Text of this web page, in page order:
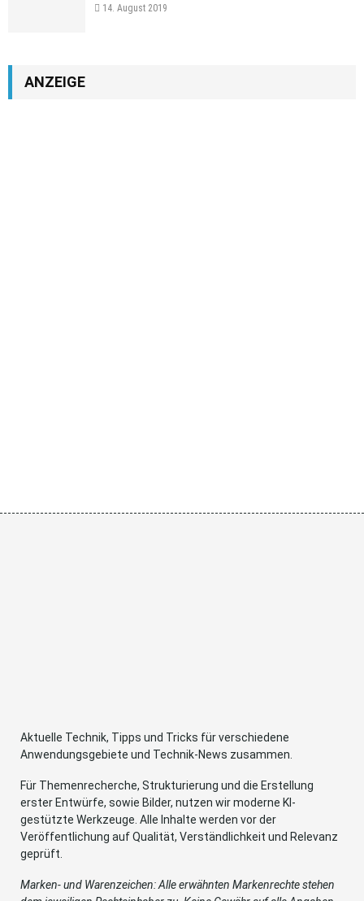
14. August 2019
ANZEIGE
Aktuelle Technik, Tipps und Tricks für verschiedene
Anwendungsgebiete und Technik-News zusammen.
Für Themenrecherche, Strukturierung und die Erstellung
erster Entwürfe, sowie Bilder, nutzen wir moderne KI-
gestützte Werkzeuge. Alle Inhalte werden vor der
Veröffentlichung auf Qualität, Verständlichkeit und Relevanz
geprüft.
Marken- und Warenzeichen: Alle erwähnten Markenrechte stehen